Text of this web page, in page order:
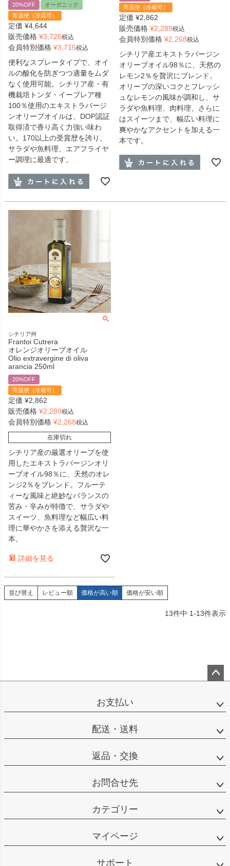
20%OFF
オーガニック
常温便（冷蔵可）
定価 ¥4,644
販売価格 ¥3,726税込
会員特別価格 ¥3,715税込
便利なスプレータイプで、オイ
ルの酸化を防ぎつつ適量をムダ
なく使用可能。シチリア産・有
機栽培トンダ・イーブレア種
100％使用のエキストラバージ
ンオリーブオイルは、DOP認証
取得済で香り高く力強い味わ
い。170以上の受賞歴を誇り、
サラダや魚料理、エアフライヤ
ー調理に最適です。
常温便（冷蔵可）
定価 ¥2,862
販売価格 ¥2,289税込
会員特別価格 ¥2,268税込
シチリア産エキストラバージン
オリーブオイル98％に、天然の
レモン2％を贅沢にブレンド。
オリーブの深いコクとフレッシ
ュなレモンの風味が調和し、サ
ラダや魚料理、肉料理、さらに
はスイーツまで、幅広い料理に
爽やかなアクセントを加える一
本です。
シチリア州
Frantoi Cutrera
オレンジオリーブオイル
Olio extravergine di oliva
arancia 250ml
20%OFF
常温便（冷蔵可）
定価 ¥2,862
販売価格 ¥2,289税込
会員特別価格 ¥2,268税込
在庫切れ
シチリア産の厳選オリーブを使
用したエキストラバージンオリ
ーブオイル98％に、天然のオレ
ンジ2％をブレンド。フルーテ
ィーな風味と絶妙なバランスの
苦み・辛みが特徴で、サラダや
スイーツ、魚料理など幅広い料
理に華やかさを添える贅沢な一
本。
詳細を見る
並び替え レビュー順 価格が高い順 価格が安い順
13件中 1-13件表示
ップ
お支払い
配送・送料
返品・交換
お問合せ先
カテゴリー
マイページ
サポート